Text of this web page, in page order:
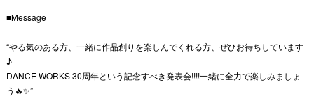
■Message
“やる気のある方、一緒に作品創りを楽しんでくれる方、ぜひお待ちしています
♪
DANCE WORKS 30周年という記念すべき発表会!!!!一緒に全力で楽しみましょ
う🔥✨”